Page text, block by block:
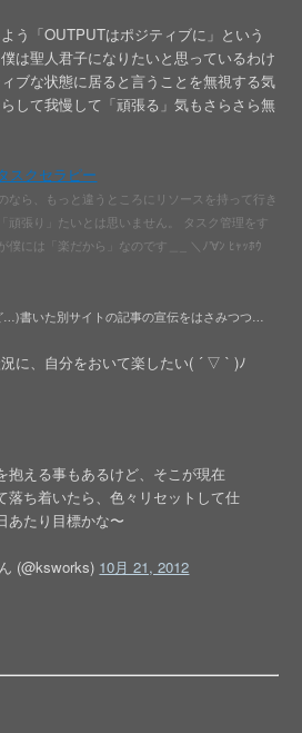
う「OUTPUTはポジティブに」という
は聖人君子になりたいと思っているわけ
ブな状態に居ると言うことを無視する気
して我慢して「頑張る」気もさらさら無
スクセラピー
なら、もっと違うところにリソースを持って行き
頑張り」たいとは思いません。 タスク管理をす
僕には「楽だから」なのです＿_ ＼ﾉ’∀ﾝ ﾋｬｯﾎｳ
書いた別サイトの記事の宣伝をはさみつつ…
に、自分をおいて楽したい( ´ ▽ ` )ﾉ
抱える事もあるけど、そこが現在
落ち着いたら、色々リセットして仕
あたり目標かな〜
(@ksworks) 10月 21, 2012